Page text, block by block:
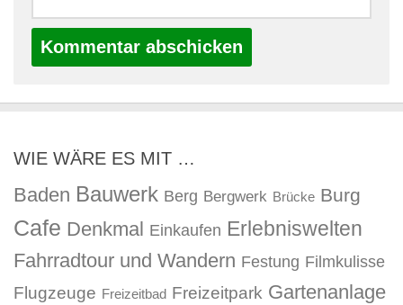
WIE WÄRE ES MIT …
Baden Bauwerk Berg Bergwerk Brücke Burg
Cafe Denkmal Einkaufen Erlebniswelten
Fahrradtour und Wandern Festung Filmkulisse
Flugzeuge Freizeitbad Freizeitpark Gartenanlage